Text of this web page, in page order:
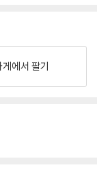
게에서 팔기